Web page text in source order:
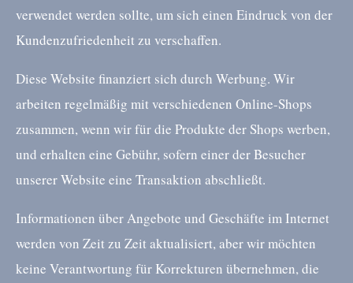
verwendet werden sollte, um sich einen Eindruck von der
Kundenzufriedenheit zu verschaffen.
Diese Website finanziert sich durch Werbung. Wir
arbeiten regelmäßig mit verschiedenen Online-Shops
zusammen, wenn wir für die Produkte der Shops werben,
und erhalten eine Gebühr, sofern einer der Besucher
unserer Website eine Transaktion abschließt.
Informationen über Angebote und Geschäfte im Internet
werden von Zeit zu Zeit aktualisiert, aber wir möchten
keine Verantwortung für Korrekturen übernehmen, die